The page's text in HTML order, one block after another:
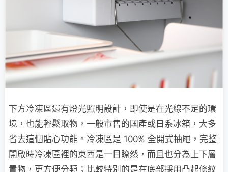
下方冷凍區還有燈光照明設計，即使是在光線不足的環
境，也能輕鬆取物，一般市售的國產或日系冰箱，大多
省去這個貼心功能。冷凍區是 100% 全開式抽屜，完整
開啟時冷凍區裡的東西是一目瞭然，而且也分為上下層
置物，更方便分類；比較特別的是在底部採用凸起條紋